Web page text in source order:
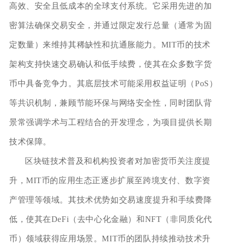
高效、安全且低成本的全球支付系统。它采用先进的加
密算法确保交易安全，并通过限定发行总量（通常为固
定数量）来维持其稀缺性和抗通胀能力。MIT币的技术
架构支持快速交易确认和低手续费，使其在众多数字货
币中具备竞争力。其底层技术可能采用权益证明（PoS）
等共识机制，兼顾节能环保与网络安全性，同时团队背
景常强调学术与工程结合的开发理念，为项目提供长期
技术保障。
区块链技术普及和机构投资者对加密货币关注度提
升，MIT币的应用生态正逐步扩展至跨境支付、数字资
产管理等领域。其技术优势如交易速度提升和手续费降
低，使其在DeFi（去中心化金融）和NFT（非同质化代
币）领域获得应用场景。MIT币的团队持续推动技术升